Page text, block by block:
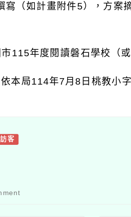
寫（如計畫附件5），方案
115年度閱讀磐石學校（
本局114年7月8 日桃教小
訪客